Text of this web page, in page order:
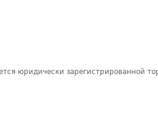
юридически зарегистрированной